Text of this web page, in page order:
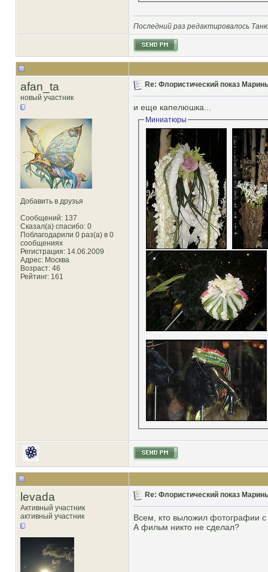
Последний раз редактировалось
afan_ta
новый участник
Добавить в друзья
Сообщений: 137
Сказал(а) спасибо: 0
Поблагодарили 0 раз(а) в 0
сообщениях
Регистрация: 14.06.2009
Адрес: Москва
Возраст: 46
Рейтинг: 161
Re: Флористический показ
и еще капелюшка...
Миниатюры
levada
Активный участник
активный участник
Re: Флористический показ
Всем, кто выложил фотографии с
А фильм никто не сделал?